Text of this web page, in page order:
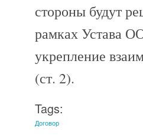
стороны будут
рамках Устава
укрепление
(ст. 2).
Tags:
Договор